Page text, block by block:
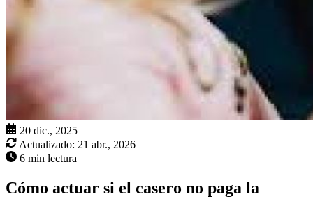
20 dic., 2025
Actualizado: 21 abr., 2026
6 min lectura
Cómo actuar si el casero no paga la